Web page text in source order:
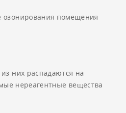
озонирования помещения
них распадаются на
нереагентные вещества